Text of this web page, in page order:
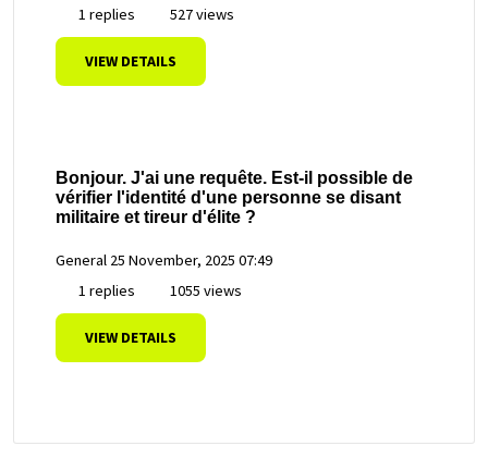
1 replies
527 views
VIEW DETAILS
Bonjour. J'ai une requête. Est-il possible de
vérifier l'identité d'une personne se disant
militaire et tireur d'élite ?
General 25 November, 2025 07:49
1 replies
1055 views
VIEW DETAILS